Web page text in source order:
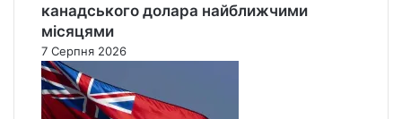
канадського долара найближчими
місяцями
7 Серпня 2026